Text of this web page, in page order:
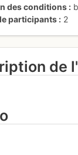
des conditions
participants
2
de